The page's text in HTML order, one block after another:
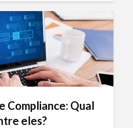
Compliance: Qual
eles?